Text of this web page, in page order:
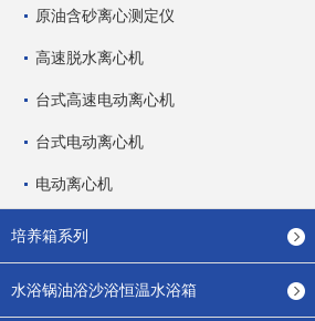
原油含砂离心测定仪
高速脱水离心机
台式高速电动离心机
台式电动离心机
电动离心机
培养箱系列
水浴锅油浴沙浴恒温水浴箱